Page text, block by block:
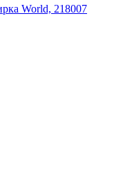
World, 218007